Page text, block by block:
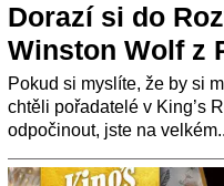
Dorazí si do
Winston Wolf z
Pokud si myslíte, že by si
chtěli pořadatelé v King’s
odpočinout, jste na